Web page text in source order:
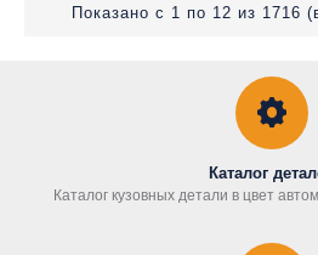
Показано с 1 по 12 из 1716
Каталог
Каталог кузовных детали в цвет